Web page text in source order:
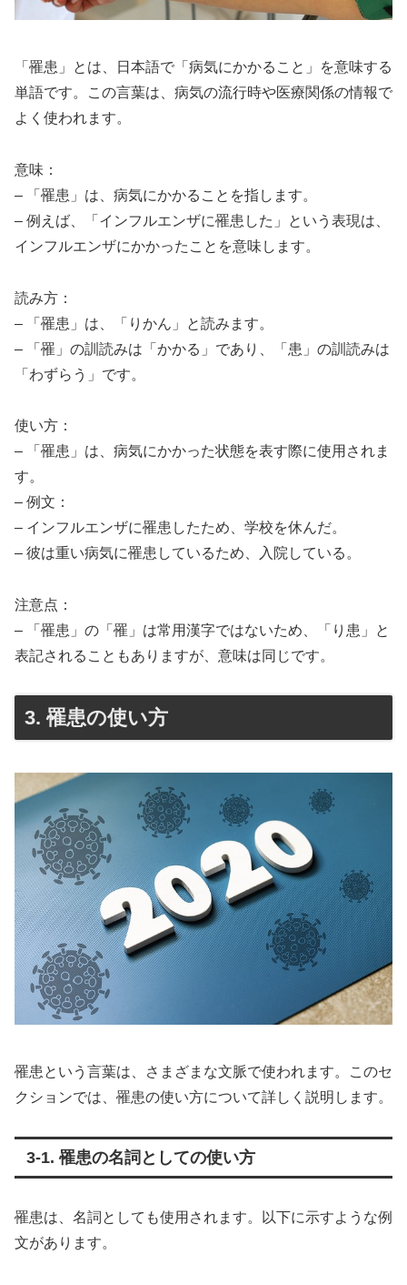
「罹患」とは、日本語で「病気にかかること」を意味する
単語です。この言葉は、病気の流行時や医療関係の情報で
よく使われます。
意味：
– 「罹患」は、病気にかかることを指します。
– 例えば、「インフルエンザに罹患した」という表現は、
インフルエンザにかかったことを意味します。
読み方：
– 「罹患」は、「りかん」と読みます。
– 「罹」の訓読みは「かかる」であり、「患」の訓読みは
「わずらう」です。
使い方：
– 「罹患」は、病気にかかった状態を表す際に使用されま
す。
– 例文：
– インフルエンザに罹患したため、学校を休んだ。
– 彼は重い病気に罹患しているため、入院している。
注意点：
– 「罹患」の「罹」は常用漢字ではないため、「り患」と
表記されることもありますが、意味は同じです。
3. 罹患の使い方
罹患という言葉は、さまざまな文脈で使われます。このセ
クションでは、罹患の使い方について詳しく説明します。
3-1. 罹患の名詞としての使い方
罹患は、名詞としても使用されます。以下に示すような例
文があります。